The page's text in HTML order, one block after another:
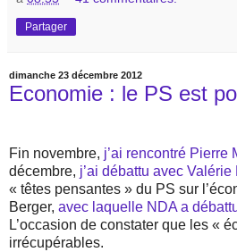
Partager
dimanche 23 décembre 2012
Economie : le PS est
Fin novembre, j’ai rencontré Pierre
décembre, j’ai débattu avec Valérie
« têtes pensantes » du PS sur
Berger, avec laquelle NDA a
L’occasion de constater que les «
irrécupérables.